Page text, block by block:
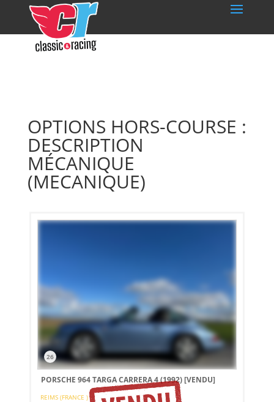
OPTIONS HORS-COURSE :
DESCRIPTION
MÉCANIQUE
(MECANIQUE)
26
PORSCHE 964 TARGA CARRERA 4 (1992)[VENDU]
REIMS (FRANCE )